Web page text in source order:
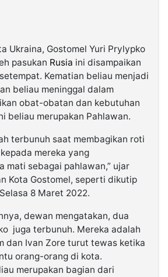
Ukraina, Gostomel Yuri Prylypko
pasukan Rusia ini disampaikan
Kematian beliau menjadi
beliau meninggal dalam
obat-obatan dan kebutuhan
beliau merupakan Pahlawan.
terbunuh saat membagikan roti
mereka yang
mati sebagai pahlawan,” ujar
Kota Gostomel, seperti dikutip
8 Maret 2022.
dewan mengatakan, dua
juga terbunuh. Mereka adalah
dan Ivan Zore turut tewas ketika
orang-orang di kota.
merupakan bagian dari